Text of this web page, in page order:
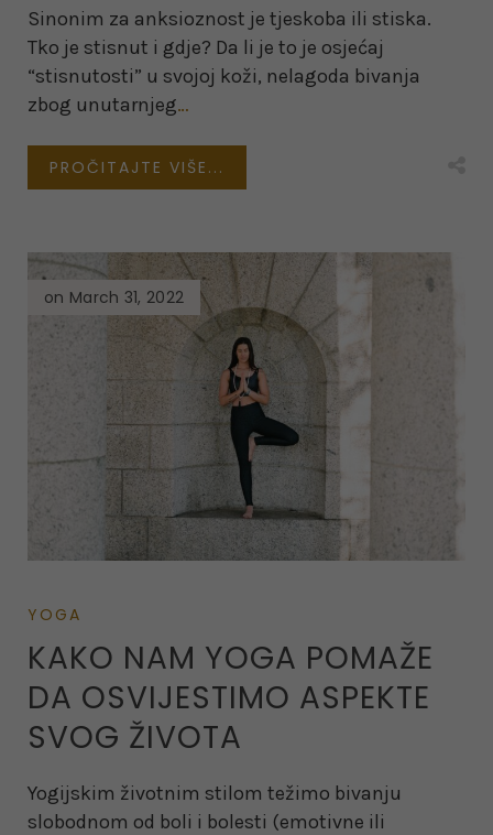
Sinonim za anksioznost je tjeskoba ili stiska.
Tko je stisnut i gdje? Da li je to je osjećaj
“stisnutosti” u svojoj koži, nelagoda bivanja
zbog unutarnjeg…
PROČITAJTE VIŠE...
on March 31, 2022
YOGA
KAKO NAM YOGA POMAŽE
DA OSVIJESTIMO ASPEKTE
SVOG ŽIVOTA
Yogijskim životnim stilom težimo bivanju
slobodnom od boli i bolesti (emotivne ili